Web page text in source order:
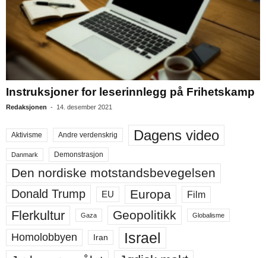
Instruksjoner for leserinnlegg på Frihetskamp
Redaksjonen - 14. desember 2021
Aktivisme Andre verdenskrig Dagens video
Danmark Demonstrasjon
Den nordiske motstandsbevegelsen
Donald Trump EU Europa Film
Flerkultur Gaza Geopolitikk Globalisme
Homolobbyen Iran Israel